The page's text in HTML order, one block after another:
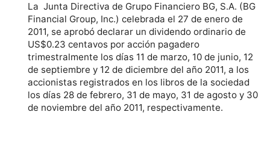
La Junta Directiva de Grupo Financiero BG, S.A. (BG
Financial Group, Inc.) celebrada el 27 de enero de
2011, se aprobó declarar un dividendo ordinario de
US$0.23 centavos por acción pagadero
trimestralmente los días 11 de marzo, 10 de junio, 12
de septiembre y 12 de diciembre del año 2011, a los
accionistas registrados en los libros de la sociedad
los días 28 de febrero, 31 de mayo, 31 de agosto y 30
de noviembre del año 2011, respectivamente.